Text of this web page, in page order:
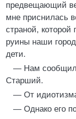
предвещающий
мне приснилась
страной, которой
руины наши
дети.
— Нам
Старший.
— От
— Однако его